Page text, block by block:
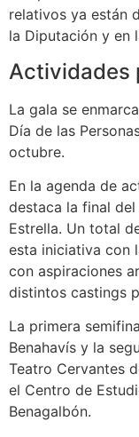
relativos ya están
la Diputación y en
Actividades
La gala se
Día de las
octubre.
En la agenda de
destaca la final
Estrella. Un total
esta iniciativa con
con aspiraciones
distintos castings
La primera
Benahavís y la
Teatro Cervantes
el Centro de
Benagalbón.